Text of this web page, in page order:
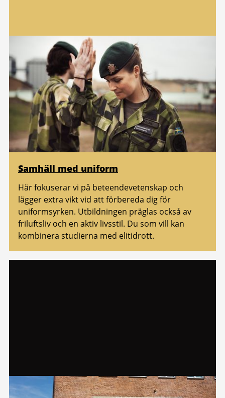
Samhäll med uniform
Här fokuserar vi på beteendevetenskap och
lägger extra vikt vid att förbereda dig för
uniformsyrken. Utbildningen präglas också av
friluftsliv och en aktiv livsstil. Du som vill kan
kombinera studierna med elitidrott.